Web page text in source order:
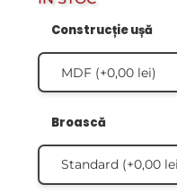
Construcție ușă
Broască